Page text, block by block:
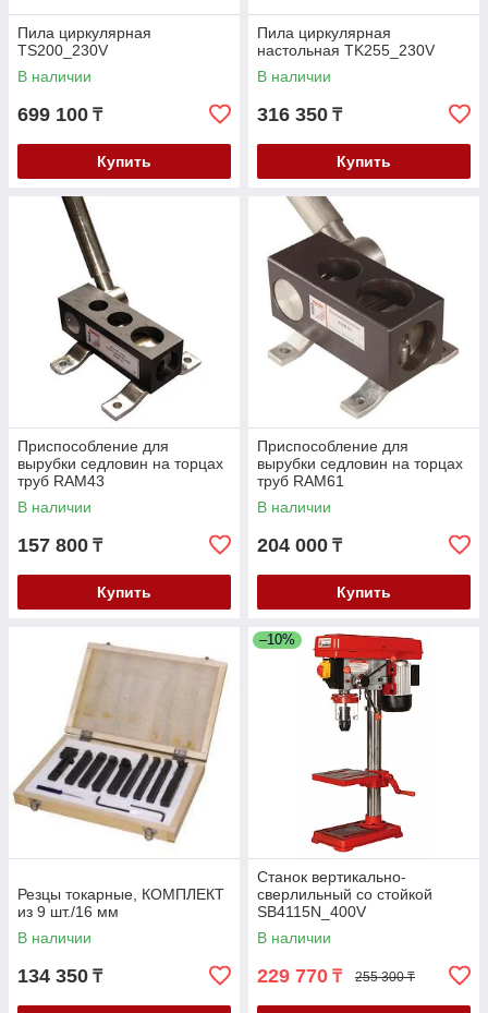
Пила циркулярная
TS200_230V
В наличии
699 100 ₸
Купить
Пила циркулярная
настольная TK255_230V
В наличии
316 350 ₸
Купить
Приспособление для
вырубки седловин на торцах
труб RAM43
В наличии
157 800 ₸
Купить
Приспособление для
вырубки седловин на торцах
труб RAM61
В наличии
204 000 ₸
Купить
Резцы токарные, КОМПЛЕКТ
из 9 шт./16 мм
В наличии
134 350 ₸
–10%
Станок вертикально-
сверлильный со стойкой
SB4115N_400V
В наличии
229 770 ₸ 255 300 ₸